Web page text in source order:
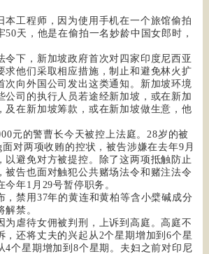
本工程师，因为使用手机在一个旅馆偷拍
50天，他是在偷拍一名妙龄中国女郎时，
令下，新加坡政府首次对四家印度尼西亚
求他们采取相应措施，制止和避免林火扩
次向外国公司发出这类通知。新加坡环境
公司的执行人员若途经新加坡，或在新加
及在新加坡筹款，或在新加坡做生意，他
元的警曹长今天被控上法庭。28岁的被
对两项收贿的控状，被告涉嫌在去年9月
以避免对方被提控。除了这两项抵触防止
被告也面对触犯公共赌场法令和赌注法令
今年1月29号暂停职务。
，禁用37年的黄连和黄柏等含小檗碱成分
解禁。
为虐待女佣被判刑，上诉到高庭。高庭不
，还将丈夫的兴起从2个星期增加到6个星
4个星期增加到8个星期。夫妇之前对印尼